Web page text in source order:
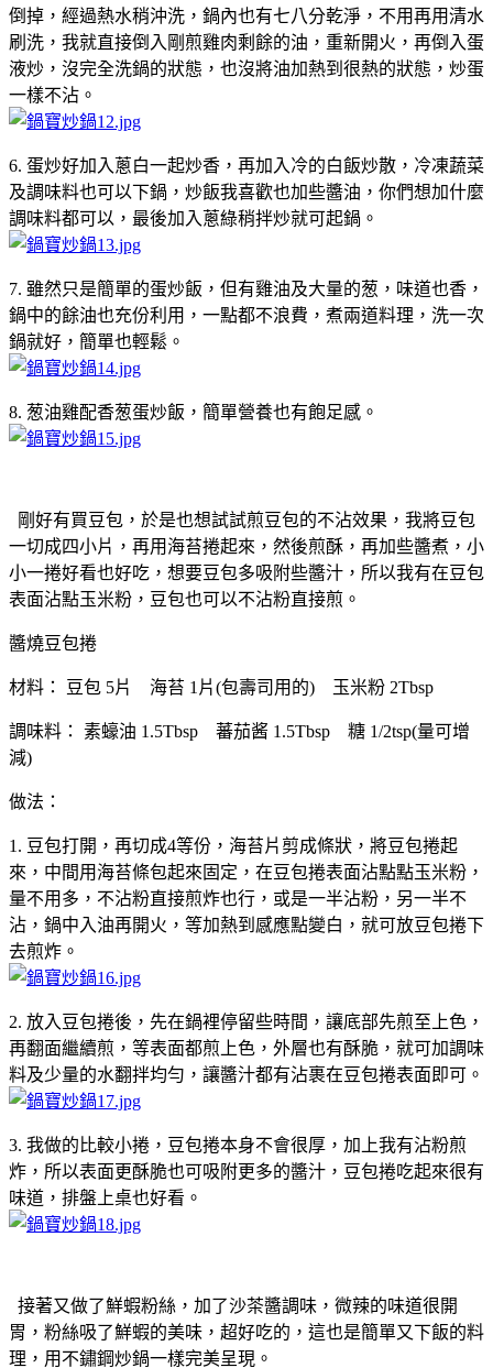
倒掉，經過熱水稍沖洗，鍋內也有七八分乾淨，不用再用清水
刷洗，我就直接倒入剛煎雞肉剩餘的油，重新開火，再倒入蛋
液炒，沒完全洗鍋的狀態，也沒將油加熱到很熱的狀態，炒蛋
一樣不沾。
6. 蛋炒好加入蔥白一起炒香，再加入冷的白飯炒散，冷凍蔬菜
及調味料也可以下鍋，炒飯我喜歡也加些醬油，你們想加什麼
調味料都可以，最後加入蔥綠稍拌炒就可起鍋。
7. 雖然只是簡單的蛋炒飯，但有雞油及大量的葱，味道也香，
鍋中的餘油也充份利用，一點都不浪費，煮兩道料理，洗一次
鍋就好，簡單也輕鬆。
8. 葱油雞配香葱蛋炒飯，簡單營養也有飽足感。
剛好有買豆包，於是也想試試煎豆包的不沾效果，我將豆包
一切成四小片，再用海苔捲起來，然後煎酥，再加些醬煮，小
小一捲好看也好吃，想要豆包多吸附些醬汁，所以我有在豆包
表面沾點玉米粉，豆包也可以不沾粉直接煎。
醬燒豆包捲
材料： 豆包 5片 海苔 1片(包壽司用的) 玉米粉 2Tbsp
調味料： 素蠔油 1.5Tbsp 蕃茄酱 1.5Tbsp 糖 1/2tsp(量可增
減)
做法：
1. 豆包打開，再切成4等份，海苔片剪成條狀，將豆包捲起
來，中間用海苔條包起來固定，在豆包捲表面沾點點玉米粉，
量不用多，不沾粉直接煎炸也行，或是一半沾粉，另一半不
沾，鍋中入油再開火，等加熱到感應點變白，就可放豆包捲下
去煎炸。
2. 放入豆包捲後，先在鍋裡停留些時間，讓底部先煎至上色，
再翻面繼續煎，等表面都煎上色，外層也有酥脆，就可加調味
料及少量的水翻拌均勻，讓醬汁都有沾裹在豆包捲表面即可。
3. 我做的比較小捲，豆包捲本身不會很厚，加上我有沾粉煎
炸，所以表面更酥脆也可吸附更多的醬汁，豆包捲吃起來很有
味道，排盤上桌也好看。
接著又做了鮮蝦粉絲，加了沙茶醬調味，微辣的味道很開
胃，粉絲吸了鮮蝦的美味，超好吃的，這也是簡單又下飯的料
理，用不鏽鋼炒鍋一樣完美呈現。